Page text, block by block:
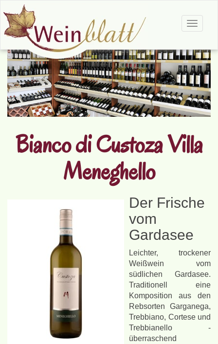
Toggle
Bianco di Custoza Villa
Meneghello
Der Frische
vom
Gardasee
Leichter, trockener
Weißwein vom
südlichen Gardasee.
Traditionell eine
Komposition aus den
Rebsorten Garganega,
Trebbiano, Cortese und
Trebbianello -
überraschend